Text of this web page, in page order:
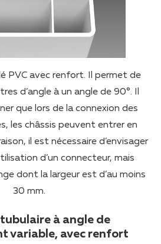
PVC avec renfort. Il permet de
d’angle à un angle de 90°. Il
que lors de la connexion des
les châssis peuvent entrer en
il est nécessaire d’envisager
d’un connecteur, mais
dont la largeur est d’au moins
30 mm.
à angle de
variable, avec renfort